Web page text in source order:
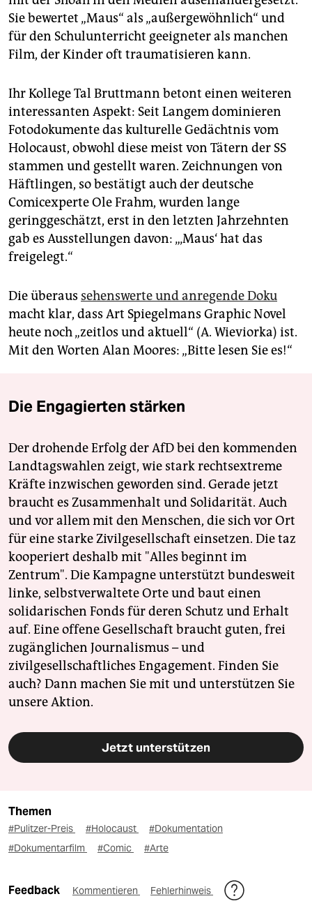
Sie bewertet „Maus“ als „außergewöhnlich“ und
für den Schulunterricht geeigneter als manchen
Film, der Kinder oft traumatisieren kann.
Ihr Kollege Tal Bruttmann betont einen weiteren
interessanten Aspekt: Seit Langem dominieren
Fotodokumente das kulturelle Gedächtnis vom
Holocaust, obwohl diese meist von Tätern der SS
stammen und gestellt waren. Zeichnungen von
Häftlingen, so bestätigt auch der deutsche
Comicexperte Ole Frahm, wurden lange
geringgeschätzt, erst in den letzten Jahrzehnten
gab es Ausstellungen davon: „‚Maus‘ hat das
freigelegt.“
Die überaus sehenswerte und anregende Doku
macht klar, dass Art Spiegelmans Graphic Novel
heute noch „zeitlos und aktuell“ (A. Wieviorka) ist.
Mit den Worten Alan Moores: „Bitte lesen Sie es!“
Die Engagierten stärken
Der drohende Erfolg der AfD bei den kommenden
Landtagswahlen zeigt, wie stark rechtsextreme
Kräfte inzwischen geworden sind. Gerade jetzt
braucht es Zusammenhalt und Solidarität. Auch
und vor allem mit den Menschen, die sich vor Ort
für eine starke Zivilgesellschaft einsetzen. Die taz
kooperiert deshalb mit "Alles beginnt im
Zentrum". Die Kampagne unterstützt bundesweit
linke, selbstverwaltete Orte und baut einen
solidarischen Fonds für deren Schutz und Erhalt
auf. Eine offene Gesellschaft braucht guten, frei
zugänglichen Journalismus – und
zivilgesellschaftliches Engagement. Finden Sie
auch? Dann machen Sie mit und unterstützen Sie
unsere Aktion.
Jetzt unterstützen
Themen
#Pulitzer-Preis #Holocaust
#Dokumentation
#Dokumentarfilm
#Comic #Arte
Feedback Kommentieren Fehlerhinweis